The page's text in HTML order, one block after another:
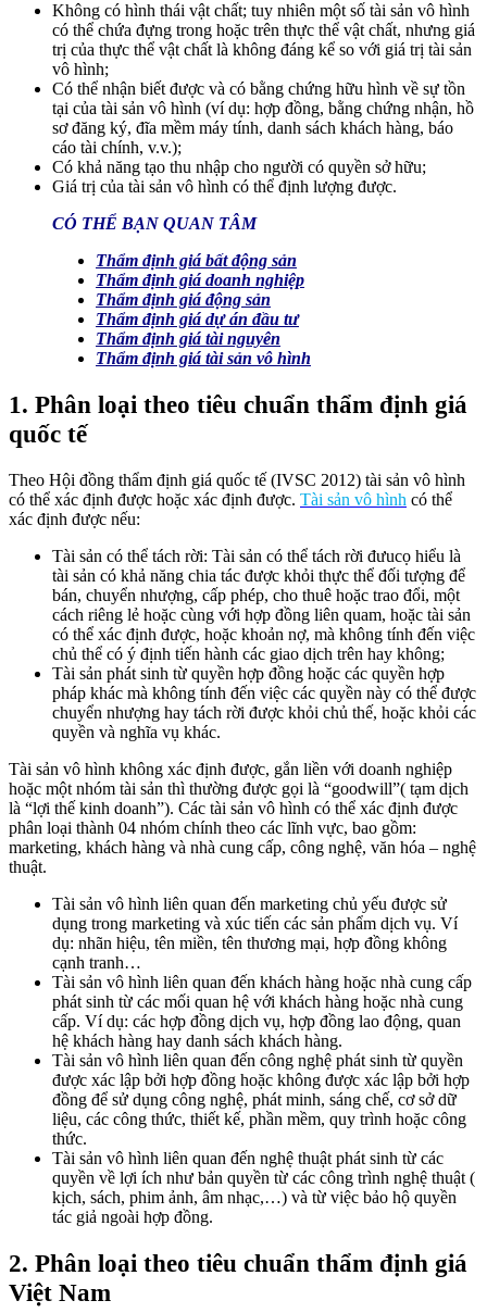
Không có hình thái vật chất; tuy nhiên một số tài sản vô hình
có thể chứa đựng trong hoặc trên thực thể vật chất, nhưng giá
trị của thực thể vật chất là không đáng kể so với giá trị tài sản
vô hình;
Có thể nhận biết được và có bằng chứng hữu hình về sự tồn
tại của tài sản vô hình (ví dụ: hợp đồng, bằng chứng nhận, hồ
sơ đăng ký, đĩa mềm máy tính, danh sách khách hàng, báo
cáo tài chính, v.v.);
Có khả năng tạo thu nhập cho người có quyền sở hữu;
Giá trị của tài sản vô hình có thể định lượng được.
CÓ THỂ BẠN QUAN TÂM
Thẩm định giá bất động sản
Thẩm định giá doanh nghiệp
Thẩm định giá động sản
Thẩm định giá dự án đầu tư
Thẩm định giá tài nguyên
Thẩm định giá tài sản vô hình
1. Phân loại theo tiêu chuẩn thẩm định giá
quốc tế
Theo Hội đồng thẩm định giá quốc tế (IVSC 2012) tài sản vô hình
có thể xác định được hoặc xác định được. Tài sản vô hình có thể
xác định được nếu:
Tài sản có thể tách rời: Tài sản có thể tách rời đưucọ hiểu là
tài sản có khả năng chia tác được khỏi thực thể đối tượng để
bán, chuyển nhượng, cấp phép, cho thuê hoặc trao đổi, một
cách riêng lẻ hoặc cùng với hợp đồng liên quam, hoặc tài sản
có thể xác định được, hoặc khoản nợ, mà không tính đến việc
chủ thể có ý định tiến hành các giao dịch trên hay không;
Tài sản phát sinh từ quyền hợp đồng hoặc các quyền hợp
pháp khác mà không tính đến việc các quyền này có thể được
chuyển nhượng hay tách rời được khỏi chủ thế, hoặc khỏi các
quyền và nghĩa vụ khác.
Tài sản vô hình không xác định được, gắn liền với doanh nghiệp
hoặc một nhóm tài sản thì thường được gọi là “goodwill”( tạm dịch
là “lợi thế kinh doanh”). Các tài sản vô hình có thể xác định được
phân loại thành 04 nhóm chính theo các lĩnh vực, bao gồm:
marketing, khách hàng và nhà cung cấp, công nghệ, văn hóa – nghệ
thuật.
Tài sản vô hình liên quan đến marketing chủ yếu được sử
dụng trong marketing và xúc tiến các sản phẩm dịch vụ. Ví
dụ: nhãn hiệu, tên miền, tên thương mại, hợp đồng không
cạnh tranh…
Tài sản vô hình liên quan đến khách hàng hoặc nhà cung cấp
phát sinh từ các mối quan hệ với khách hàng hoặc nhà cung
cấp. Ví dụ: các hợp đồng dịch vụ, hợp đồng lao động, quan
hệ khách hàng hay danh sách khách hàng.
Tài sản vô hình liên quan đến công nghệ phát sinh từ quyền
được xác lập bởi hợp đồng hoặc không được xác lập bởi hợp
đồng để sử dụng công nghệ, phát minh, sáng chế, cơ sở dữ
liệu, các công thức, thiết kế, phần mềm, quy trình hoặc công
thức.
Tài sản vô hình liên quan đến nghệ thuật phát sinh từ các
quyền về lợi ích như bản quyền từ các công trình nghệ thuật (
kịch, sách, phim ảnh, âm nhạc,…) và từ việc bảo hộ quyền
tác giả ngoài hợp đồng.
2. Phân loại theo tiêu chuẩn thẩm định giá
Việt Nam